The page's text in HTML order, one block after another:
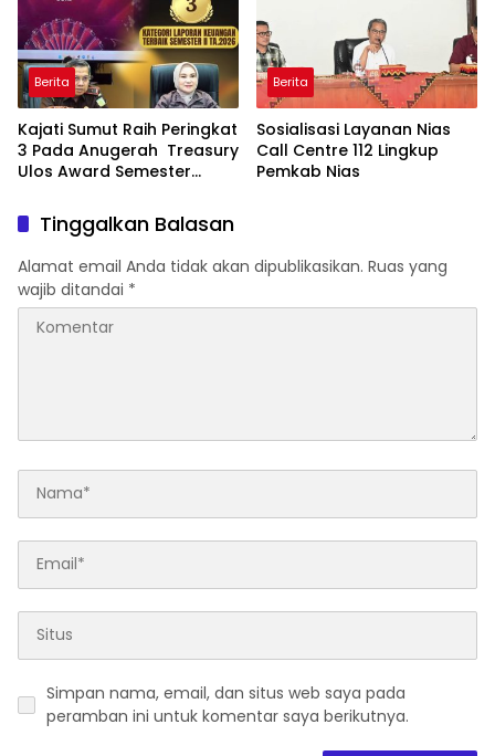
Berita
Kajati Sumut Raih Peringkat
3 Pada Anugerah Treasury
Ulos Award Semester
Berita
Sosialisasi Layanan Nias
Call Centre 112 Lingkup
Pemkab Nias
Tinggalkan Balasan
Alamat email Anda tidak akan dipublikasikan. Ruas yang
wajib ditandai *
Simpan nama, email, dan situs web saya pada
peramban ini untuk komentar saya berikutnya.